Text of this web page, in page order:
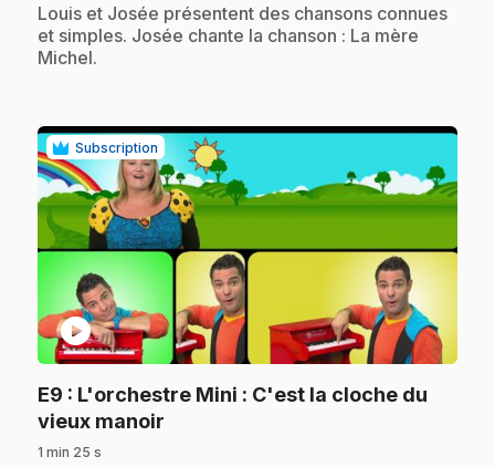
.Louis et Josée présentent des chansons connues
et simples. Josée chante la chanson : La mère
Michel.
Subscription
play_circle
E9 : L'orchestre Mini : C'est la cloche du
vieux manoir
1 min 25 s